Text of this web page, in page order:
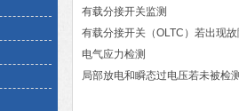
有载分接开关监测
有载分接开关（OLTC）若出现
电气应力检测
局部放电和瞬态过电压若未被检